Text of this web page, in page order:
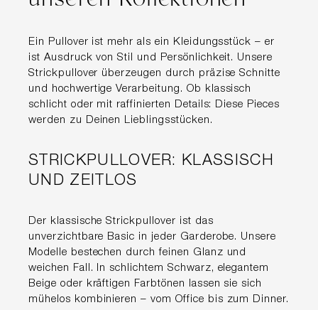
Ein Pullover ist mehr als ein Kleidungsstück – er
ist Ausdruck von Stil und Persönlichkeit. Unsere
Strickpullover überzeugen durch präzise Schnitte
und hochwertige Verarbeitung. Ob klassisch
schlicht oder mit raffinierten Details: Diese Pieces
werden zu Deinen Lieblingsstücken.
STRICKPULLOVER: KLASSISCH
UND ZEITLOS
Der klassische Strickpullover ist das
unverzichtbare Basic in jeder Garderobe. Unsere
Modelle bestechen durch feinen Glanz und
weichen Fall. In schlichtem Schwarz, elegantem
Beige oder kräftigen Farbtönen lassen sie sich
mühelos kombinieren – vom Office bis zum Dinner.